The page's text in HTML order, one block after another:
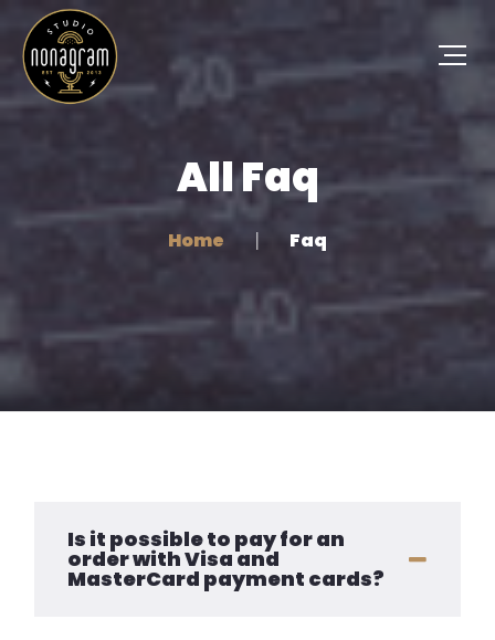
All Faq
Home Faq
Is it possible to pay for an
order with Visa and
MasterCard payment cards?